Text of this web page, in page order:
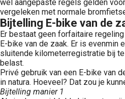
wel aangepaste regels gelden
vergeleken met normale
Bijtelling E-bike van de
Er bestaat geen forfaitaire
E-bike van de zaak. Er is evenmin
sluitende kilometerregistratie bij
belast.
Privé gebruik van een E-bike van
in natura. Hoeveel? Dat zou je
Bijtelling manier 1